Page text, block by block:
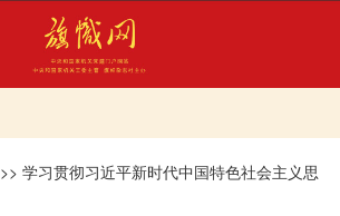
>>学习贯彻习近平新时代中国特色社会主义思